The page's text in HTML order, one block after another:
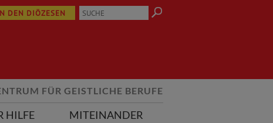
DEN DIÖZESEN
FÜR GEISTLICHE BERUFE
HILFE MITEINANDER